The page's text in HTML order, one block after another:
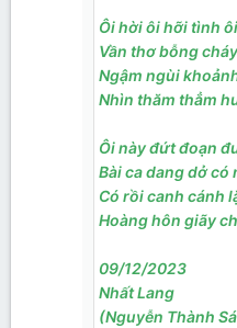
Ôi hời ôi hỡi tình ôi
Vần thơ bỗng
Ngậm ngùi
Nhìn thăm thẳm
Ôi này đứt đoạn
Bài ca dang dở có
Có rồi canh cánh
Hoàng hôn giãy
09/12/2023
Nhất Lang
(Nguyễn Thành